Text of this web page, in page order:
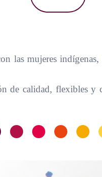
las mujeres indígenas,
de calidad, flexibles y
••••